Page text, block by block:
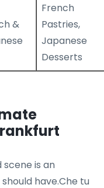
&
French
Pastries,
Japanese
Desserts
scene is an
have.Che tu